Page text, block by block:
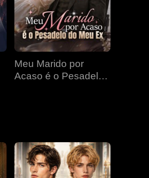
EP 37 EP 38
EP 40Meu Marido por
Acaso é o Pesadelo